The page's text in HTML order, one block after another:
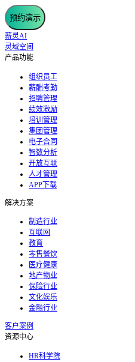
预约演示
薪灵AI
灵域空间
产品功能
组织员工
薪酬考勤
招聘管理
绩效激励
培训管理
集团管理
电子合同
智数分析
开放互联
人才管理
APP下载
解决方案
制造行业
互联网
教育
零售餐饮
医疗健康
地产物业
保险行业
文化娱乐
金融行业
客户案例
资源中心
HR科学院